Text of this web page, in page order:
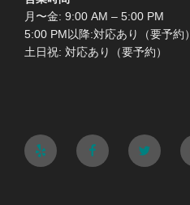
月〜金: 9:00 AM – 5:00 PM
5:00 PM以降:対応あり（要予約）
土日祝: 対応あり（要予約）
Yelp FacebookTwitter